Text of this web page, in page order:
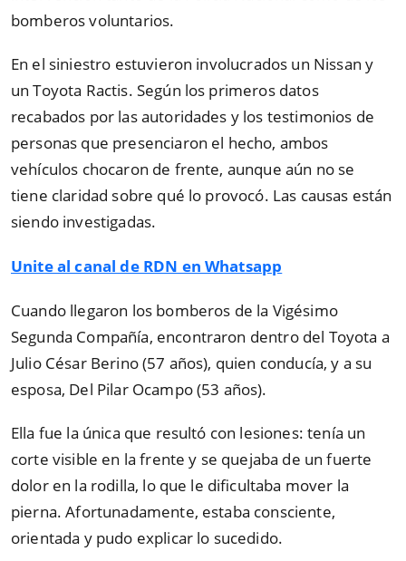
bomberos voluntarios.
En el siniestro estuvieron involucrados un Nissan y
un Toyota Ractis. Según los primeros datos
recabados por las autoridades y los testimonios de
personas que presenciaron el hecho, ambos
vehículos chocaron de frente, aunque aún no se
tiene claridad sobre qué lo provocó. Las causas están
siendo investigadas.
Unite al canal de RDN en Whatsapp
Cuando llegaron los bomberos de la Vigésimo
Segunda Compañía, encontraron dentro del Toyota a
Julio César Berino (57 años), quien conducía, y a su
esposa, Del Pilar Ocampo (53 años).
Ella fue la única que resultó con lesiones: tenía un
corte visible en la frente y se quejaba de un fuerte
dolor en la rodilla, lo que le dificultaba mover la
pierna. Afortunadamente, estaba consciente,
orientada y pudo explicar lo sucedido.